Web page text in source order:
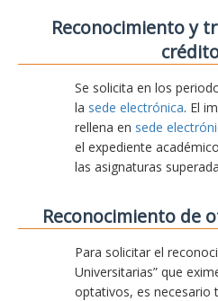
Reconocimiento y
Se solicita en los
la sede electrónica. El
rellena en sede
el expediente
las asignaturas
Reconocimiento de
Para solicitar el
Universitarias” que
optativos, es necesario